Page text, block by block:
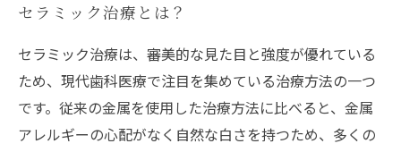
セラミック治療とは？
セラミック治療は、審美的な見た目と強度が優れている
ため、現代歯科医療で注目を集めている治療方法の一つ
です。従来の金属を使用した治療方法に比べると、金属
アレルギーの心配がなく自然な白さを持つため、多くの